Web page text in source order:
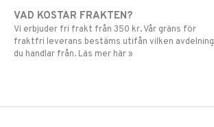
VAD KOSTAR FRAKTEN?
Vi erbjuder fri frakt från 350 kr. Vår gräns för
fraktfri leverans bestäms utifån vilken avdelning
du handlar från. Läs mer här »